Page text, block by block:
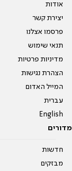
אודות
יצירת קשר
פרסמו אצלנו
תנאי שימוש
מדיניות פרטיות
הצהרת נגישות
המייל האדום
עברית
English
מדורים
חדשות
מבזקים